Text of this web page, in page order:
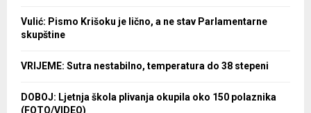
Vulić: Pismo Krišoku je lično, a ne stav Parlamentarne
skupštine
VRIJEME: Sutra nestabilno, temperatura do 38 stepeni
DOBOJ: Ljetnja škola plivanja okupila oko 150 polaznika
(FOTO/VIDEO)